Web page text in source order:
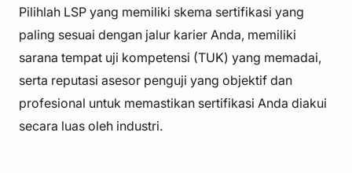
Pilihlah LSP yang memiliki skema sertifikasi yang
paling sesuai dengan jalur karier Anda, memiliki
sarana tempat uji kompetensi (TUK) yang memadai,
serta reputasi asesor penguji yang objektif dan
profesional untuk memastikan sertifikasi Anda diakui
secara luas oleh industri.